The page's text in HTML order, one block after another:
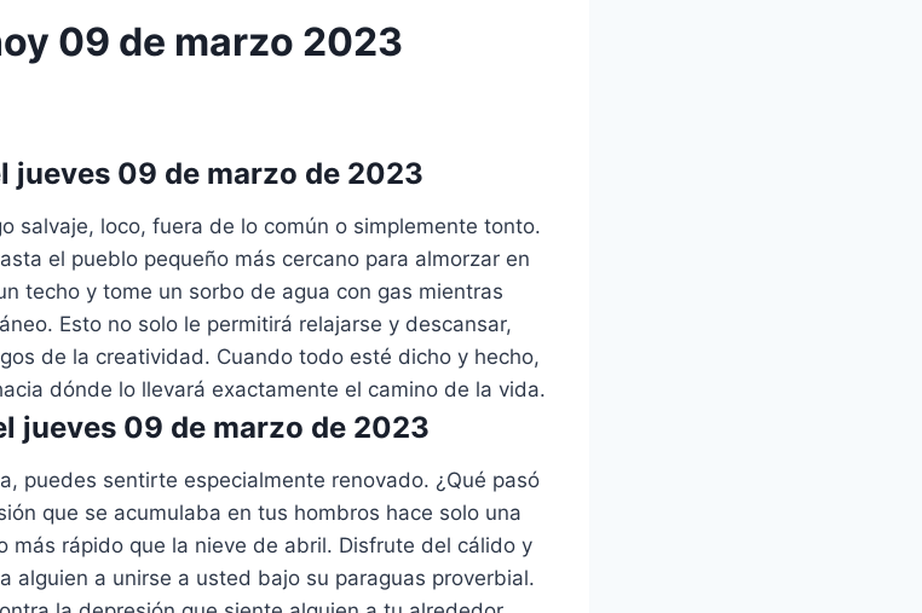
09 de marzo 2023
jueves 09 de marzo de 2023
salvaje, loco, fuera de lo común o simplemente tonto.
el pueblo pequeño más cercano para almorzar en
techo y tome un sorbo de agua con gas mientras
Esto no solo le permitirá relajarse y descansar,
de la creatividad. Cuando todo esté dicho y hecho,
dónde lo llevará exactamente el camino de la vida.
jueves 09 de marzo de 2023
puedes sentirte especialmente renovado. ¿Qué pasó
que se acumulaba en tus hombros hace solo una
más rápido que la nieve de abril. Disfrute del cálido y
alguien a unirse a usted bajo su paraguas proverbial.